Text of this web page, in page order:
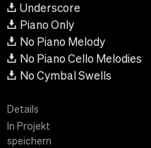
Underscore
Piano Only
No Piano Melody
No Piano Cello Melodies
No Cymbal Swells
Details
In Projekt
speichern